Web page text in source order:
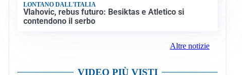
LONTANO DALL'ITALIA
Vlahovic, rebus futuro: Besiktas e Atletico si
contendono il serbo
Altre notizie
VIDEO PIÙ VISTI